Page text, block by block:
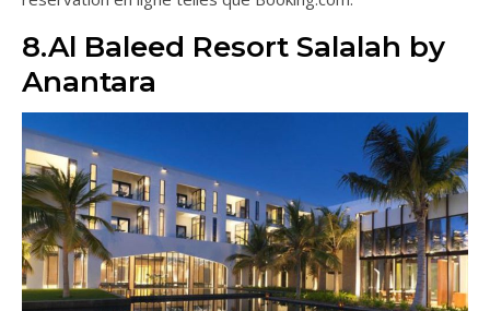
8.Al Baleed Resort Salalah by
Anantara